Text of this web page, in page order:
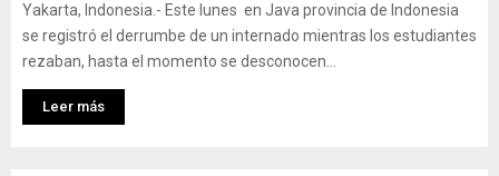
Yakarta, Indonesia.- Este lunes en Java provincia de Indonesia
se registró el derrumbe de un internado mientras los estudiantes
rezaban, hasta el momento se desconocen...
Leer más